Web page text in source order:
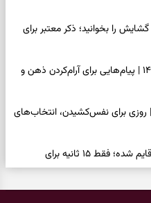
را بخوانید؛ ذکر معتبر برای
فال فرشتگان امروز جمعه ۱۶ مرداد ۱۴۰۵ | پیام‌هایی برای آرام‌کردن ذهن و
فال روزانه امروز جمعه ۱۶ مرداد ۱۴۰۵ | روزی برای نفس‌کشیدن، انتخاب‌های
بازی فکری | تکه پیتزا میان سبزیجات قایم شده؛ فقط ۱۵ ثانیه برای